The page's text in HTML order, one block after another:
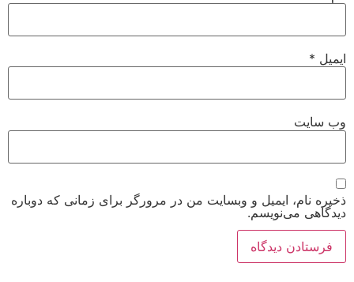
ایمیل*
وب‌ سایت
ذخیره نام، ایمیل و وبسایت من در مرورگر برای زمانی که دوباره
دیدگاهی می‌نویسم.